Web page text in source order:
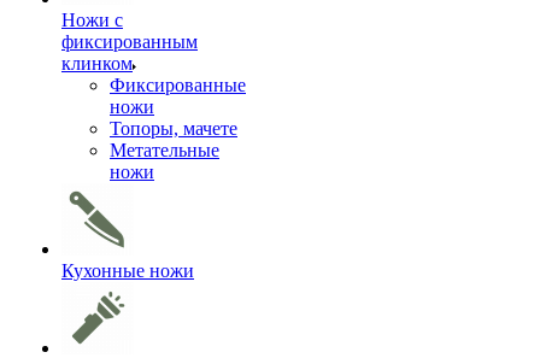
Ножи с
фиксированным
клинком
Фиксированные
ножи
Топоры, мачете
Метательные
ножи
Кухонные ножи